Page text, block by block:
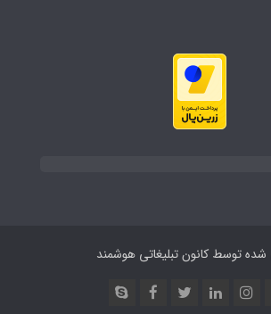
توسط کانون تبلیغاتی هوشمند